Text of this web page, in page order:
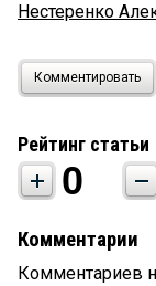
Нестеренко
Комментировать
Рейтинг статьи
0
Комментарии
Комментариев